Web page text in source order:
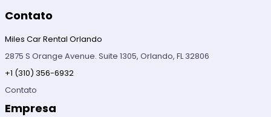
Contato
Miles Car Rental Orlando
2875 S Orange Avenue. Suite 1305, Orlando, FL 32806
+1 (310) 356-6932
Contato
Empresa